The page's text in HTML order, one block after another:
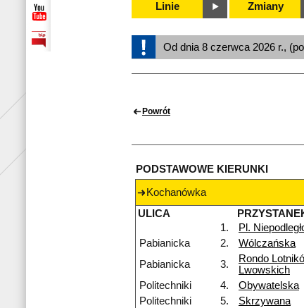
Linie Zmiany
Od dnia 8 czerwca 2026 r.,
Powrót
PODSTAWOWE KIERUNKI
Kochanówka
ULICA
1.
Pl.
Pabianicka
2. Wólczańska
Pabianicka
3.
Rondo
Lwowskich
Politechniki 4. Obywatelska
Politechniki
5. Skrzywana